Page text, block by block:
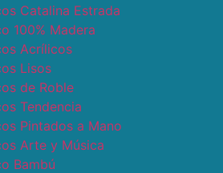
Catalina Estrada
100% Madera
Acrílicos
Lisos
de Roble
Tendencia
Pintados a Mano
Arte y Música
Bambú